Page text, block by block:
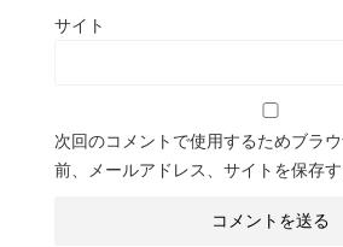
サイト
次回のコメントで使用するためブラ
前、メールアドレス、サイトを保存す